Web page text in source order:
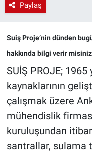
Paylaş
Suiş Proje’nin dünden
hakkında bilgi verir
SUİŞ PROJE; 1965
kaynaklarının
çalışmak üzere
mühendislik
kuruluşundan
santrallar, sulama